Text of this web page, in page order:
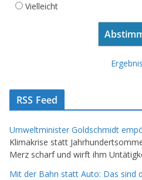
Vielleicht
RSS Feed
Umweltminister Goldschmidt
Klimakrise statt
Merz scharf und wirft ihm
Mit der Bahn statt Auto: Das sind